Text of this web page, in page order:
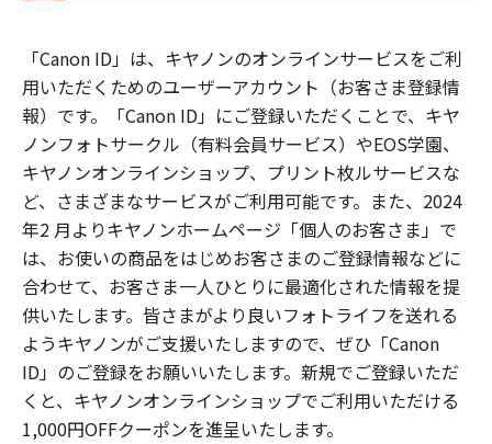
「Canon ID」は、キヤノンのオンラインサービスをご利
用いただくためのユーザーアカウント（お客さま登録情
報）です。「Canon ID」にご登録いただくことで、キヤ
ノンフォトサークル（有料会員サービス）やEOS学園、
キヤノンオンラインショップ、プリント枚ルサービスな
ど、さまざまなサービスがご利用可能です。また、2024
年2 月よりキヤノンホームページ「個人のお客さま」で
は、お使いの商品をはじめお客さまのご登録情報などに
合わせて、お客さま一人ひとりに最適化された情報を提
供いたします。皆さまがより良いフォトライフを送れる
ようキヤノンがご支援いたしますので、ぜひ「Canon
ID」のご登録をお願いいたします。新規でご登録いただ
くと、キヤノンオンラインショップでご利用いただける
1,000円OFFクーポンを進呈いたします。